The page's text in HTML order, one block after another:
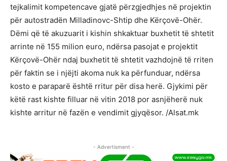
tejkalimit kompetencave gjatë përzgjedhjes në projektin
për autostradën Milladinovc-Shtip dhe Kërçovë-Ohër.
Dëmi që të akuzuarit i kishin shkaktuar buxhetit të shtetit
arrinte në 155 milion euro, ndërsa pasojat e projektit
Kërçovë-Ohër ndaj buxhetit të shtetit vazhdojnë të rriten
për faktin se i njëjti akoma nuk ka përfunduar, ndërsa
kosto e paraparë është rritur për disa herë. Gjykimi për
këtë rast kishte filluar në vitin 2018 por asnjëherë nuk
kishte arritur në fazën e vendimit gjyqësor. /Alsat.mk
- Advertisment -